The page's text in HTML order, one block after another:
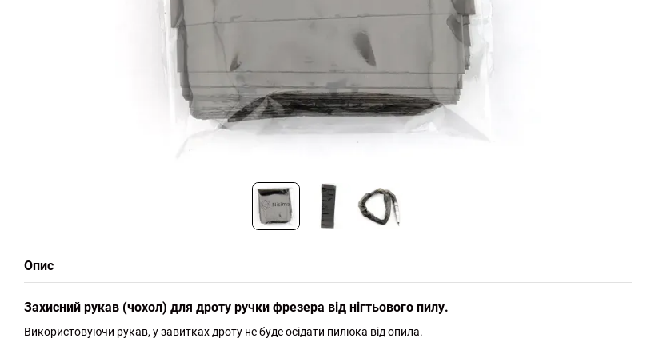
Опис
Захисний рукав (чохол) для дроту ручки фрезера від нігтьового пилу.
Використовуючи рукав, у завитках дроту не буде осідати пилюка від опила.